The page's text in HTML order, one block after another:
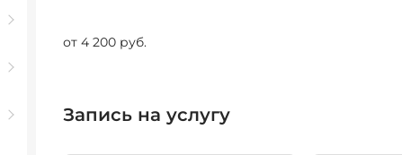
от 4 200 руб.
Запись на услугу